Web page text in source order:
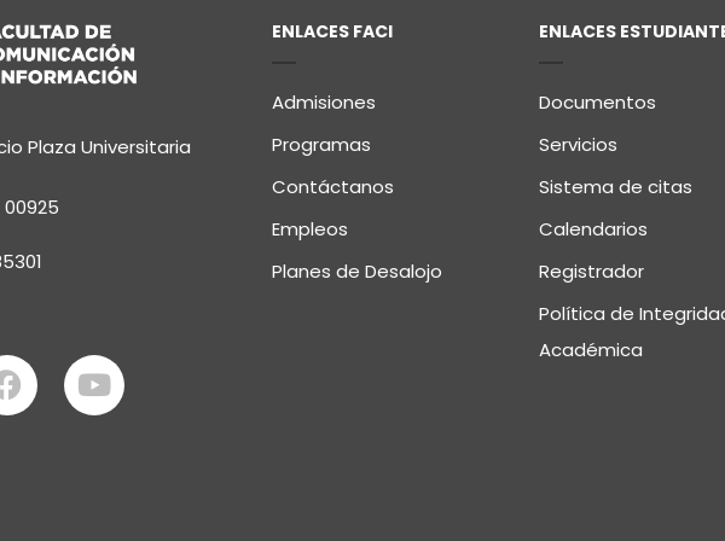
Plaza Universitaria
ENLACES FACI
Admisiones
Programas
Contáctanos
Empleos
Planes de Desalojo
ENLACES
Documentos
Servicios
Sistema de citas
Calendarios
Registrador
Política de
Académica